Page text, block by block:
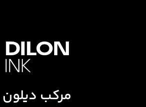
مرکب دیلون